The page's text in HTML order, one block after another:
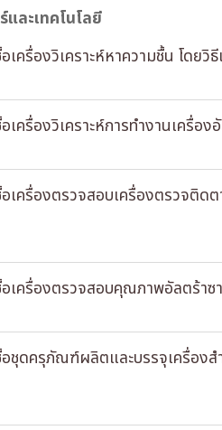
ละเทคโนโลยี
ครื่องวิเคราะห์หาความชื้น โดยวิธี
ครื่องวิเคราะห์การทํางานเครื่อง
อเครื่องตรวจสอบเครื่องตรวจติ
เครื่องตรวจสอบคุณภาพอัลตร้าซ
ชุดครุภัณฑ์ผลิตและบรรจุเครื่องสํ